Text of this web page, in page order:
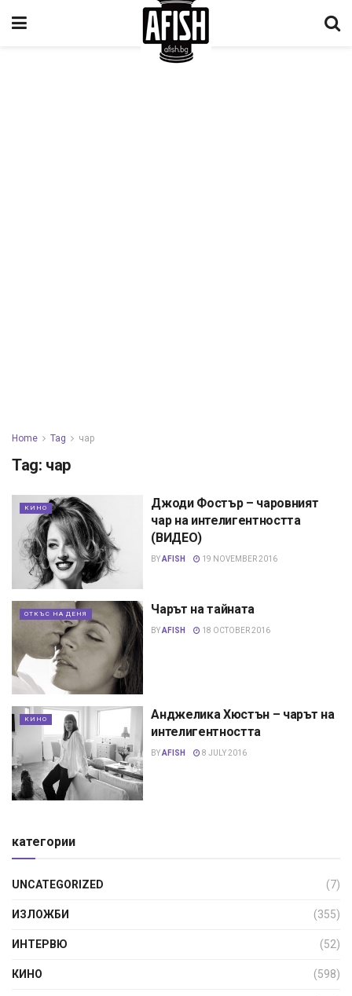
Home Tag чар
Tag: чар
КИНО
Джоди Фостър – чаровният
чар на интелигентността
(ВИДЕО)
BYAFISH 19 NOVEMBER 2016
ОТКЪС НА ДЕНЯ Чарът на тайната
BYAFISH 18 OCTOBER 2016
КИНО
Анджелика Хюстън – чарът на
интелигентността
BYAFISH 8 JULY 2016
категории
UNCATEGORIZED (7)
ИЗЛОЖБИ (355)
ИНТЕРВЮ (52)
КИНО (598)